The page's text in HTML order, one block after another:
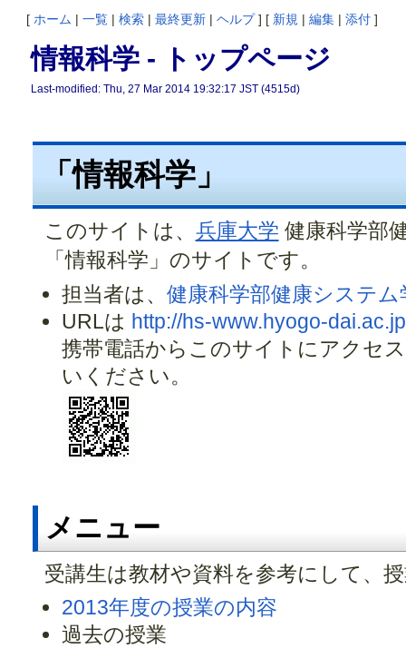
[ ホーム | 一覧 | 検索 | 最終更新 | ヘルプ] [ 新規 | 編集 | 添付 ]
情報科学 - トップページ
Last-modified: Thu, 27 Mar 2014 19:32:17 JST (4515d)
「情報科学」
このサイトは、 兵庫大学 健康科学部
「情報科学」のサイトです。
担当者は、 健康科学部健康システム
URLは http://hs-www.hyogo-
携帯電話からこのサイトにアクセ
いください。
メニュー
受講生は教材や資料を参考にして、
2013年度の授業の内容
過去の授業